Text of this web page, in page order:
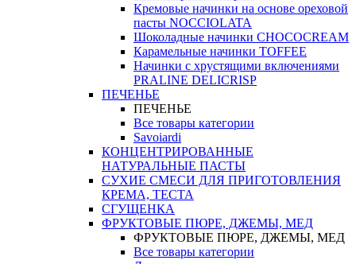
Кремовые начинки на основе ореховой
пасты NOCCIOLATA
Шоколадные начинки CHOCOCREAM
Карамельные начинки TOFFEE
Начинки с хрустящими включениями
PRALINE DELICRISP
ПЕЧЕНЬЕ
ПЕЧЕНЬЕ
Все товары категории
Savoiardi
КОНЦЕНТРИРОВАННЫЕ
НАТУРАЛЬНЫЕ ПАСТЫ
СУХИЕ СМЕСИ ДЛЯ ПРИГОТОВЛЕНИЯ
КРЕМА, ТЕСТА
СГУЩЕНКА
ФРУКТОВЫЕ ПЮРЕ, ДЖЕМЫ, МЕД
ФРУКТОВЫЕ ПЮРЕ, ДЖЕМЫ, МЕД
Все товары категории